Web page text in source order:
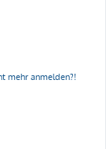
mehr anmelden?!